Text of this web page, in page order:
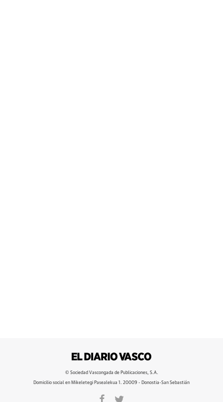
© Sociedad Vascongada de Publicaciones, S.A.
Domicilio social en Mikeletegi Pasealekua 1. 20009 - Donostia-San Sebastián